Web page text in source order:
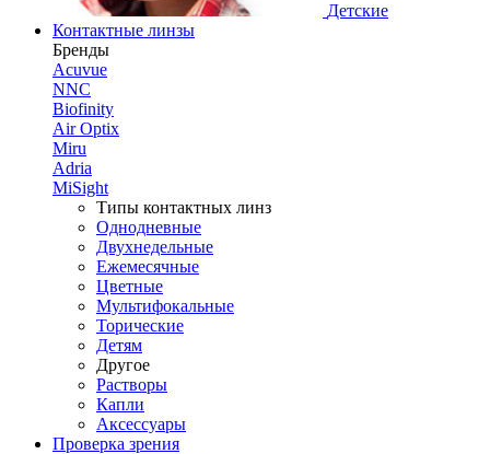
Детские
Контактные линзы
Бренды
Acuvue
NNC
Biofinity
Air Optix
Miru
Adria
MiSight
Типы контактных линз
Однодневные
Двухнедельные
Ежемесячные
Цветные
Мультифокальные
Торические
Детям
Другое
Растворы
Капли
Аксессуары
Проверка зрения